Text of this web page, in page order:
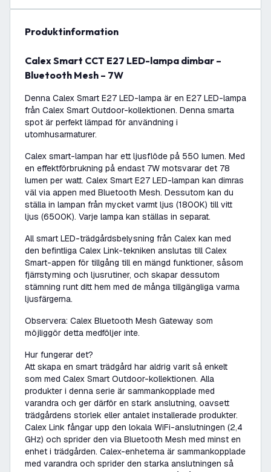
produktinformation
Calex Smart CCT E27 LED-lampa dimbar –
Bluetooth Mesh – 7W
Denna Calex Smart E27 LED-lampa är en E27 LED-lampa
från Calex Smart Outdoor-kollektionen. Denna smarta
spot är perfekt lämpad för användning i
utomhusarmaturer.
Calex smart-lampan har ett ljusflöde på 550 lumen. Med
en effektförbrukning på endast 7W motsvarar det 78
lumen per watt. Calex Smart E27 LED-lampan kan dimras
väl via appen med Bluetooth Mesh. Dessutom kan du
ställa in lampan från mycket varmt ljus (1800K) till vitt
ljus (6500K). Varje lampa kan ställas in separat.
All smart LED-trädgårdsbelysning från Calex kan med
den befintliga Calex Link-tekniken anslutas till Calex
Smart-appen för tillgång till en mängd funktioner, såsom
fjärrstyrning och ljusrutiner, och skapar dessutom
stämning runt ditt hem med de många tillgängliga varma
ljusfärgerna.
Observera: Calex Bluetooth Mesh Gateway som
möjliggör detta medföljer inte.
Hur fungerar det?
Att skapa en smart trädgård har aldrig varit så enkelt
som med Calex Smart Outdoor-kollektionen. Alla
produkter i denna serie är sammankopplade med
varandra och ger därför en stark anslutning, oavsett
trädgårdens storlek eller antalet installerade produkter.
Calex Link fångar upp den lokala WiFi-anslutningen (2,4
GHz) och sprider den via Bluetooth Mesh med minst en
enhet i trädgården. Calex-enheterna är sammankopplade
med varandra och sprider den starka anslutningen så